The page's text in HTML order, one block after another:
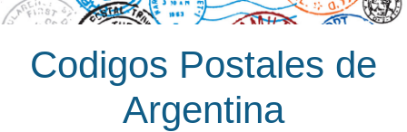
Codigos Postales de
Argentina